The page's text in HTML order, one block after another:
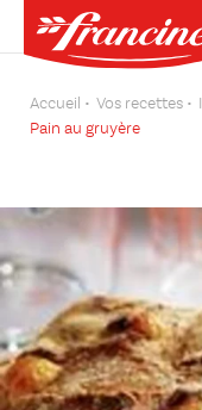
Accueil Vos recettes
Pain au gruyère